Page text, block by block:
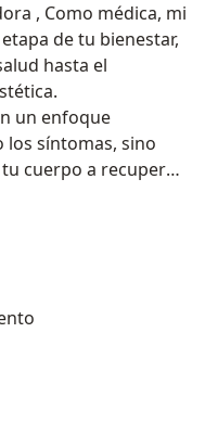
, Como médica, mi
de tu bienestar,
hasta el
un enfoque
síntomas, sino
cuerpo a recuperar
la medicina
con tu identidad.
activa y el
Mi prioridad
y en
juntas hacia
auténtica de ti